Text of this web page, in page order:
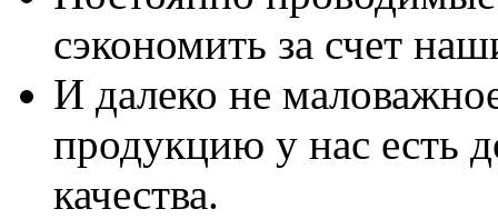
сэкономить за счет
И далеко не
продукцию у нас есть
качества.